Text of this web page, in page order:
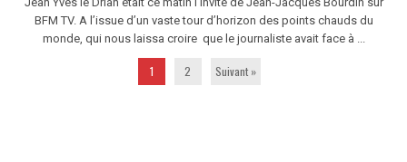
BFM TV. A l’issue d’un vaste tour d’horizon des points chauds du
monde, qui nous laissa croire que le journaliste avait face à ...
1 2 Suivant »